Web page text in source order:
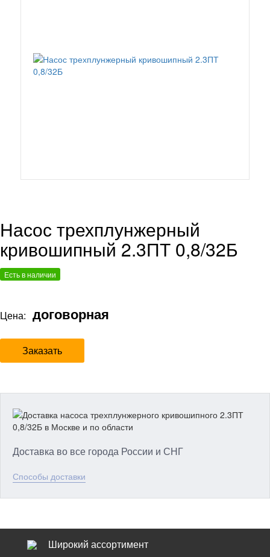
Насос трехплунжерный
кривошипный 2.3ПТ 0,8/32Б
Есть в наличии
Цена: договорная
Заказать
Доставка во все города России и СНГ
Способы доставки
Широкий ассортимент